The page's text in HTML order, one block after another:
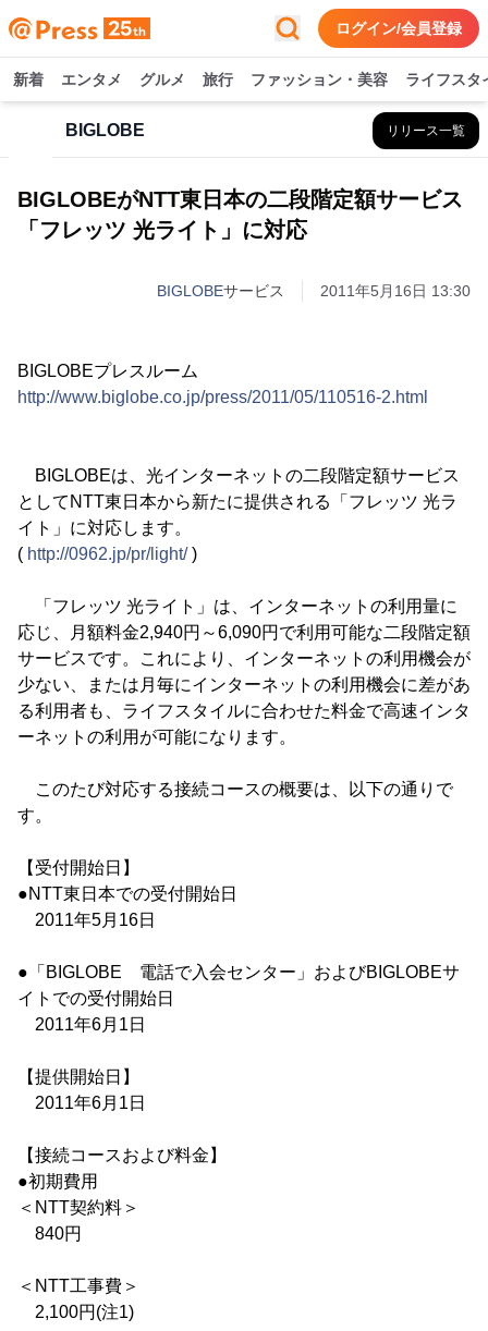
ログイン/会員登録
新着 エンタメ グルメ 旅行 ファッション・美容 ライフスタ
BIGLOBE リリース一覧
BIGLOBEがNTT東日本の二段階定額サービス
「フレッツ 光ライト」に対応
BIGLOBEサービス 2011年5月16日 13:30
BIGLOBEプレスルーム
http://www.biglobe.co.jp/press/2011/05/110516-2.html
BIGLOBEは、光インターネットの二段階定額サービス
としてNTT東日本から新たに提供される「フレッツ 光ラ
イト」に対応します。
( http://0962.jp/pr/light/)
「フレッツ 光ライト」は、インターネットの利用量に
応じ、月額料金2,940円～6,090円で利用可能な二段階定額
サービスです。これにより、インターネットの利用機会が
少ない、または月毎にインターネットの利用機会に差があ
る利用者も、ライフスタイルに合わせた料金で高速インタ
ーネットの利用が可能になります。
このたび対応する接続コースの概要は、以下の通りで
す。
【受付開始日】
●NTT東日本での受付開始日
2011年5月16日
●「BIGLOBE 電話で入会センター」およびBIGLOBEサ
イトでの受付開始日
2011年6月1日
【提供開始日】
2011年6月1日
【接続コースおよび料金】
●初期費用
＜NTT契約料＞
840円
＜NTT工事費＞
2,100円(注1)